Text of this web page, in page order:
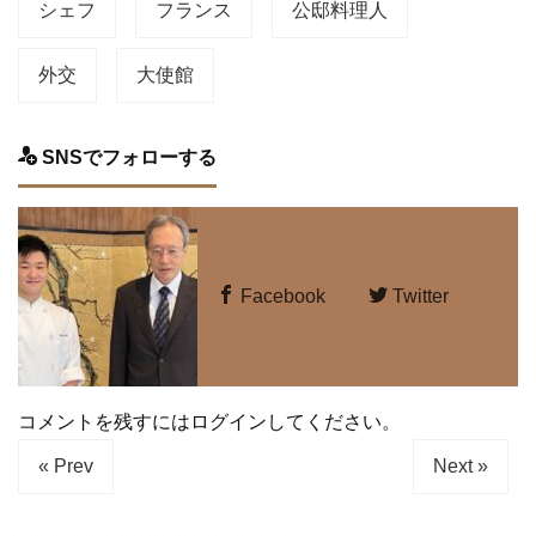
シェフ フランス 公邸料理人
外交 大使館
SNSでフォローする
Facebook Twitter
コメントを残すにはログインしてください。
« Prev Next »